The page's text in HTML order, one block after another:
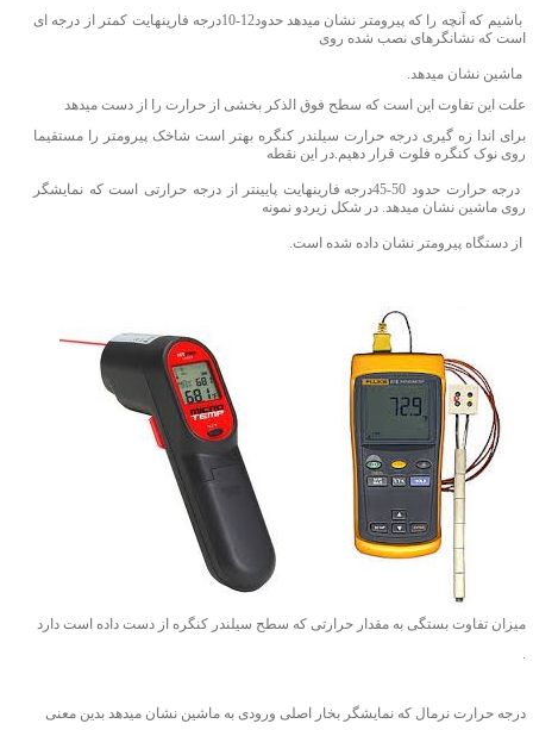
باشیم که آنچه را که پیرومتر نشان میدهد حدود12-10درجه فارینهایت کمتر از درجه ای
است که نشانگرهای نصب شده روی
ماشین نشان میدهد.
علت این تفاوت این است که سطح فوق الذکر بخشی از حرارت را از دست میدهد
برای اندا زه گیری درجه حرارت سیلندر کنگره بهتر است شاخک پیرومتر را مستقیما
روی نوک کنگره فلوت قرار دهیم.در این نقطه
درجه حرارت حدود 50-45درجه فارینهایت پایینتر از درجه حرارتی است که نمایشگر
روی ماشین نشان میدهد. در شکل زیردو نمونه
از دستگاه پیرومتر نشان داده شده است.
میزان تفاوت بستگی به مقدار حرارتی که سطح سیلندر کنگره از دست داده است دارد
درجه حرارت نرمال که نمایشگر بخار اصلی ورودی به ماشین نشان میدهد بدین معنی